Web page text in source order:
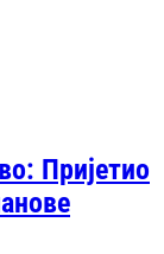
Пријетио